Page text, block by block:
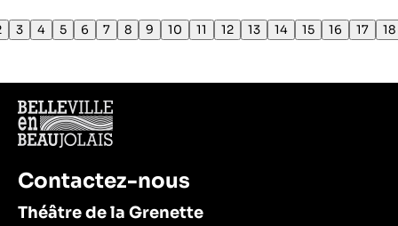
3 4 5 6 7 8 9 10 11 12 13 14 15 16 17 18
Contactez-nous
Théâtre de la Grenette